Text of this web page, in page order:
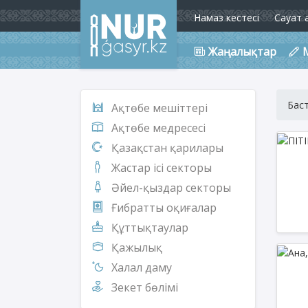
Намаз кестесі Сауат
Жаңалықтар
Ақтөбе мешіттері
Ақтөбе медресесі
Қазақстан қарилары
Жастар ісі секторы
Әйел-қыздар секторы
Ғибратты оқиғалар
Құттықтаулар
Қажылық
Халал даму
Зекет бөлімі